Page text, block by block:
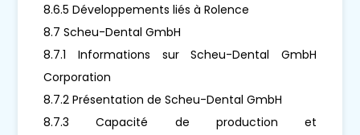
8.6.5 Développements liés à Rolence
8.7 Scheu-Dental GmbH
8.7.1 Informations sur Scheu-Dental GmbH
Corporation
8.7.2 Présentation de Scheu-Dental GmbH
8.7.3 Capacité de production et